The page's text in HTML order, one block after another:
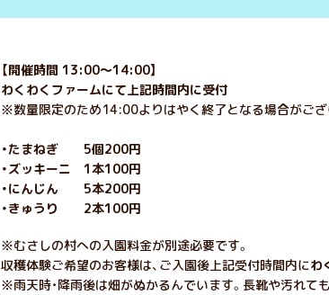
【開催時間 13:00～14:00】
わくわくファームにて上記時間内に受付
※数量限定のため14:00よりはやく終了となる場合がござ
・たまねぎ 5個200円
・ズッキーニ 1本100円
・にんじん 5本200円
・きゅうり 2本100円
※むさしの村への入園料金が別途必要です。
収穫体験ご希望のお客様は、ご入園後上記受付時間内にわ
※雨天時・降雨後は畑がぬかるんでいます。長靴や汚れて